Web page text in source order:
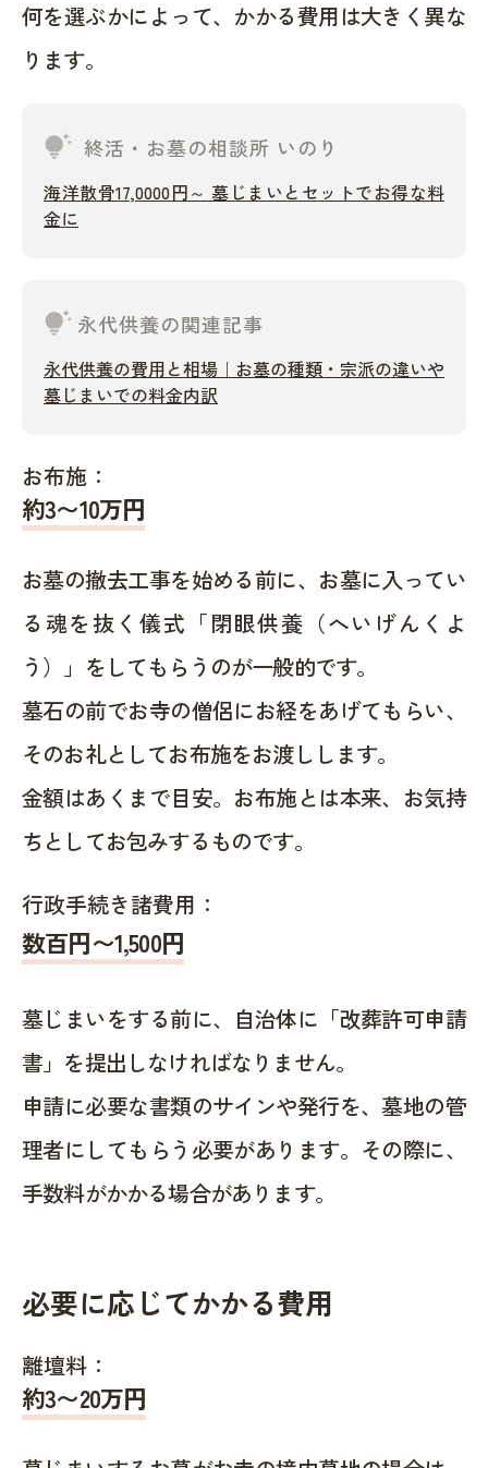
何を選ぶかによって、かかる費用は大きく異な
ります。
tips_and_updates 終活・お墓の相談所 いのり
海洋散骨17,0000円～ 墓じまいとセットでお得な料
金に
tips_and_updates 永代供養の関連記事
永代供養の費用と相場｜お墓の種類・宗派の違いや
墓じまいでの料金内訳
お布施：
約3〜10万円
お墓の撤去工事を始める前に、お墓に入ってい
る魂を抜く儀式「閉眼供養（へいげんくよ
う）」をしてもらうのが一般的です。
墓石の前でお寺の僧侶にお経をあげてもらい、
そのお礼としてお布施をお渡しします。
金額はあくまで目安。お布施とは本来、お気持
ちとしてお包みするものです。
行政手続き諸費用：
数百円〜1,500円
墓じまいをする前に、自治体に「改葬許可申請
書」を提出しなければなりません。
申請に必要な書類のサインや発行を、墓地の管
理者にしてもらう必要があります。その際に、
手数料がかかる場合があります。
必要に応じてかかる費用
離壇料：
約3〜20万円